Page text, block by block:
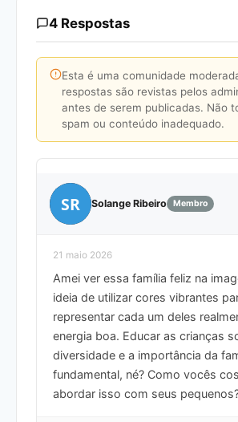
4 Respostas
Esta é uma comunidade
respostas são revistas pelos
antes de serem publicadas. Não
spam ou conteúdo inadequado.
SR Solange Ribeiro Membro
21 maio 2026
Amei ver essa família feliz na
ideia de utilizar cores vibrantes
representar cada um deles
energia boa. Educar as crianças
diversidade e a importância da
fundamental, né? Como vocês
abordar isso com seus